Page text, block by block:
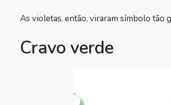
As violetas, então, viraram símbolo tão
Cravo verde